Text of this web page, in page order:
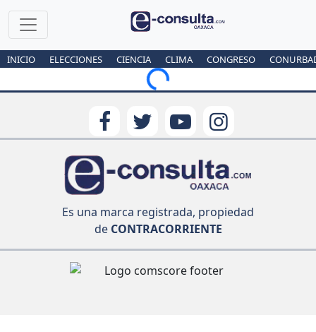
INICIO ELECCIONES CIENCIA CLIMA CONGRESO
Loading...
Es una marca registrada, propiedad
deCONTRACORRIENTE